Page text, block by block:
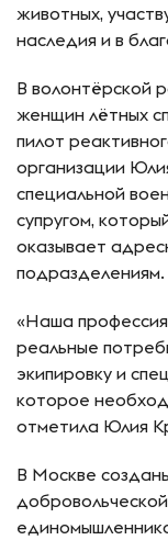
животных,
наследия и в
В волонтёрской
женщин лётных
пилот
организации
специальной
супругом,
оказывает
подразделениям.
«Наша
реальные
экипировку и
которое
отметила Юлия
В Москве